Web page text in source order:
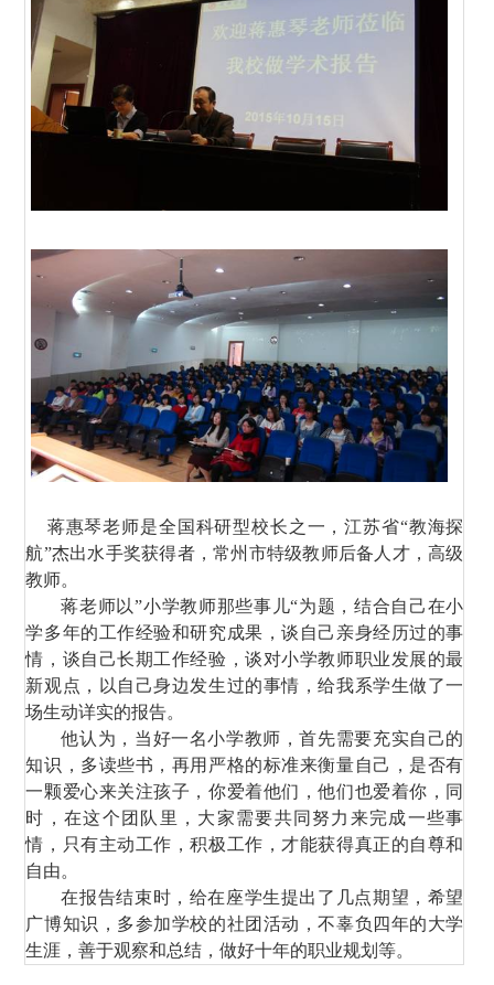
蒋惠琴老师是全国科研型校长之一，江苏省“教海探
航”杰出水手奖获得者，常州市特级教师后备人才，高级
教师。
蒋老师以”小学教师那些事儿“为题，结合自己在小
学多年的工作经验和研究成果，谈自己亲身经历过的事
情，谈自己长期工作经验，谈对小学教师职业发展的最
新观点，以自己身边发生过的事情，给我系学生做了一
场生动详实的报告。
他认为，当好一名小学教师，首先需要充实自己的
知识，多读些书，再用严格的标准来衡量自己，是否有
一颗爱心来关注孩子，你爱着他们，他们也爱着你，同
时，在这个团队里，大家需要共同努力来完成一些事
情，只有主动工作，积极工作，才能获得真正的自尊和
自由。
在报告结束时，给在座学生提出了几点期望，希望
广博知识，多参加学校的社团活动，不辜负四年的大学
生涯，善于观察和总结，做好十年的职业规划等。